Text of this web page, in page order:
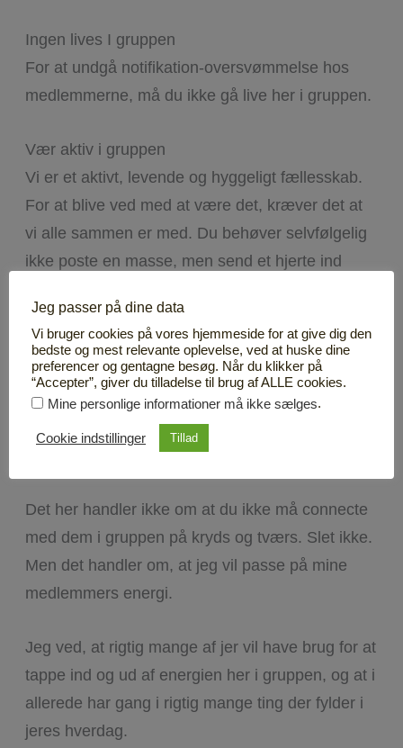
Ingen lives I gruppen
For at undgå notifikation-oversvømmelse hos
medlemmerne, må du ikke gå live her i gruppen.
Vær aktiv i gruppen
Vi er et aktivt, levende og hyggeligt fællesskab.
For at blive ved med at være det, kræver det at
vi alle sammen er med. Du behøver selvfølgelig
ikke poste en masse, men send et hjerte ind
Ingen privatbeskeder til andre medlemmer
Du må ikke skrive privatbeskeder til de andre
medlemmer i gruppen. Alle kan at gå ind og ud
af fællesskabet her som de vil, uden at få private
beskeder efterfølgende. Respekter privatsfæren!
Det her handler ikke om at du ikke må connecte
med dem i gruppen på kryds og tværs. Slet ikke.
Men det handler om, at jeg vil passe på mine
medlemmers energi.
Jeg ved, at rigtig mange af jer vil have brug for at
tappe ind og ud af energien her i gruppen, og at i
allerede har gang i rigtig mange ting der fylder i
jeres hverdag.
Jeg passer på dine data
Vi bruger cookies på vores hjemmeside for at give dig den
bedste og mest relevante oplevelse, ved at huske dine
preferencer og gentagne besøg. Når du klikker på
“Accepter”, giver du tilladelse til brug af ALLE cookies.
Mine personlige informationer må ikke sælges.
Cookie indstillinger Tillad